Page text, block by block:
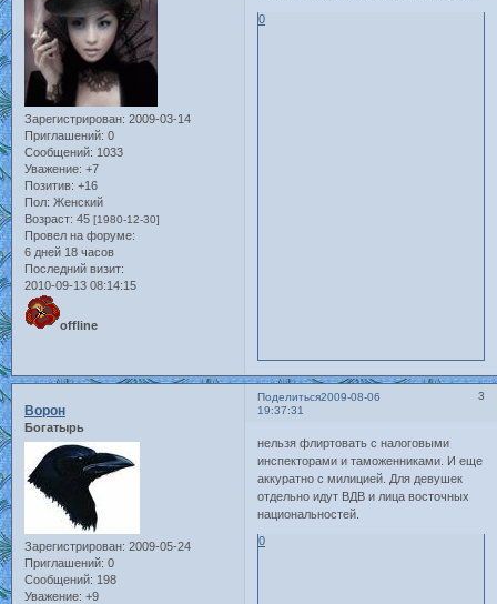
Зарегистрирован: 2009-03-14
Приглашений: 0
Сообщений: 1033
Уважение: +7
Позитив: +16
Пол: Женский
Возраст: 45 [1980-12-30]
Провел на форуме:
6 дней 18 часов
Последний визит:
2010-09-13 08:14:15
offline
0
Поделиться 3
2009-08-06
19:37:31
Ворон
Богатырь
Зарегистрирован: 2009-05-24
Приглашений: 0
Сообщений: 198
Уважение: +9
нельзя флиртовать с налоговыми
инспекторами и таможенниками. И еще
аккуратно с милицией. Для девушек
отдельно идут ВДВ и лица восточных
национальностей.
0